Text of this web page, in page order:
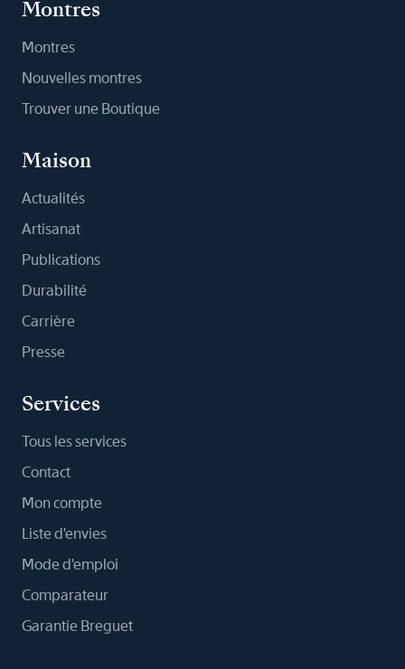
Montres
Montres
Nouvelles montres
Trouver une Boutique
Maison
Actualités
Artisanat
Publications
Durabilité
Carrière
Presse
Services
Tous les services
Contact
Mon compte
Liste d'envies
Mode d'emploi
Comparateur
Garantie Breguet